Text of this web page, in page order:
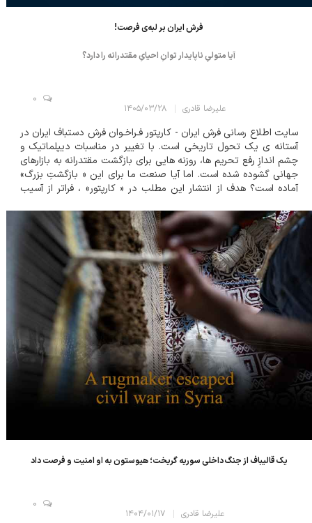
فرش ایران بر لبه‌ی فرصت!
آیا متولیِ ناپایدار توانِ احیایِ مقتدرانه را دارد؟
علیرضا قادری ۱۴۰۵/۰۳/۲۸
0
سایت اطلاع رسانی فرش ایران - کارپتور فـراخـوان فرش دستباف ایران در
آستانه ی یک تحول تاریخی است. با تغییر در مناسبات دیپلماتیک و
چشم اندازِ رفع تحریم ها، روزنه هایی برای بازگشت مقتدرانه به بازارهای
جهانی گشوده شده است. اما آیا صنعت ما برای این « بازگشتِ بزرگ»
آماده است؟ هدف از انتشار این مطلب در « کارپتور» ، فراتر از آسیب
یک قالیباف از جنگ داخلی سوریه گریخت؛ هیوستون به او امنیت و فرصت داد
علیرضا قادری ۱۴۰۴/۰۱/۱۷
0